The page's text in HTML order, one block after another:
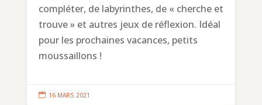
compléter, de labyrinthes, de « cherche et
trouve » et autres jeux de réflexion. Idéal
pour les prochaines vacances, petits
moussaillons !
 16 MARS 2021